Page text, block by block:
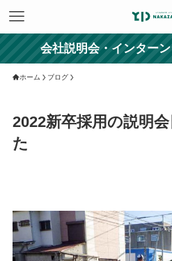
会社説明会・インター
ホーム ブログ
2022新卒採用の説明
た